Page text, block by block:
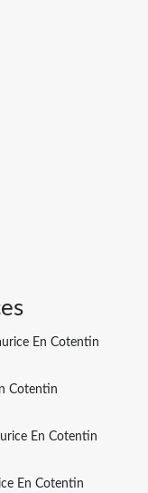
En Cotentin
Cotentin
En Cotentin
En Cotentin